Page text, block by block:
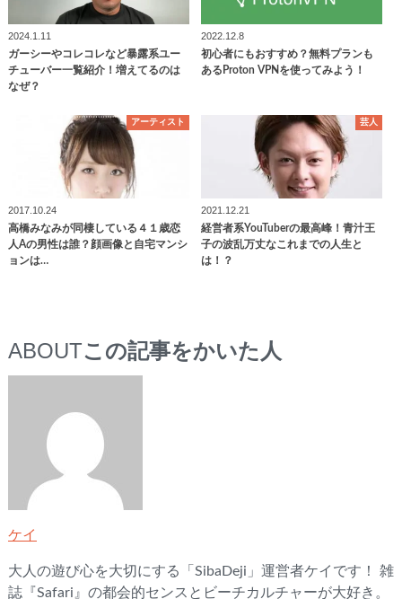
2024.1.11
ガーシーやコレコレなど暴露系ユー
チューバー一覧紹介！増えてるのは
なぜ？
2022.12.8
初心者にもおすすめ？無料プランも
あるProton VPNを使ってみよう！
アーティスト
2017.10.24
高橋みなみが同棲している４１歳恋
人Aの男性は誰？顔画像と自宅マンシ
ョンは…
芸人
2021.12.21
経営者系YouTuberの最高峰！青汁王
子の波乱万丈なこれまでの人生と
は！？
ABOUTこの記事をかいた人
ケイ
大人の遊び心を大切にする「SibaDeji」運営者ケイです！ 雑
誌『Safari』の都会的センスとビーチカルチャーが大好き。